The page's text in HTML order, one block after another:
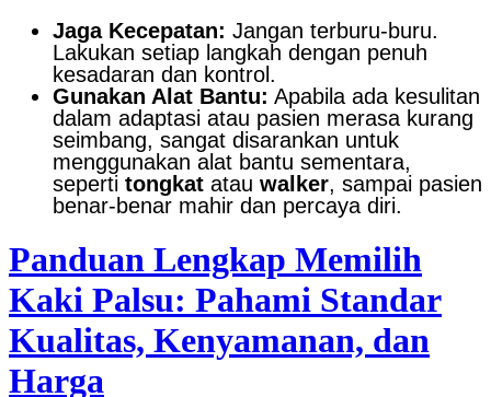
Jaga Kecepatan: Jangan terburu-buru.
Lakukan setiap langkah dengan penuh
kesadaran dan kontrol.
Gunakan Alat Bantu: Apabila ada kesulitan
dalam adaptasi atau pasien merasa kurang
seimbang, sangat disarankan untuk
menggunakan alat bantu sementara,
seperti tongkat atau walker, sampai pasien
benar-benar mahir dan percaya diri.
Panduan Lengkap Memilih
Kaki Palsu: Pahami Standar
Kualitas, Kenyamanan, dan
Harga